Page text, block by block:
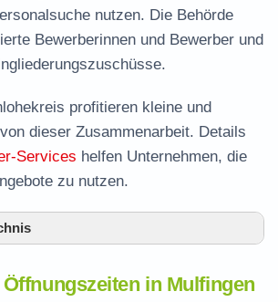
nutzen. Die Behörde
Bewerberinnen und Bewerber und
profitieren kleine und
dieser Zusammenarbeit. Details
Services helfen Unternehmen, die
zu nutzen.
der Arbeitsvermittlung in Mulfingen
in Mulfingen